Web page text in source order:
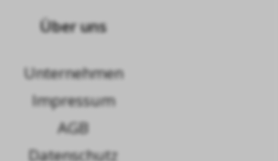
Über uns
Unternehmen
Impressum
AGB
Datenschutz